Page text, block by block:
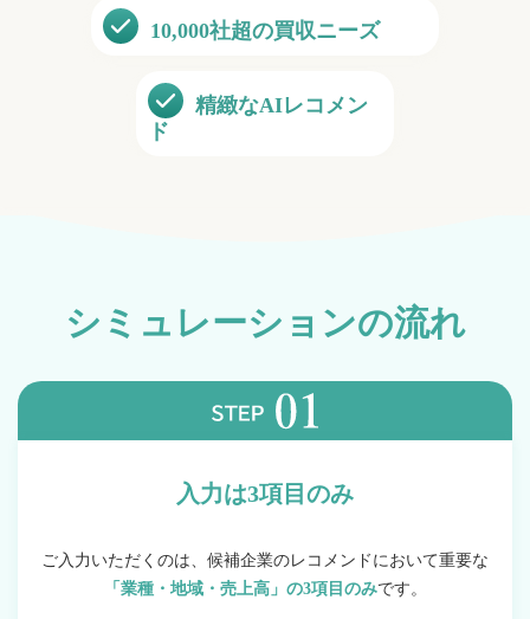
10,000社超の買収ニーズ
精緻なAIレコメン
ド
シミュレーションの流れ
入力は3項目のみ
ご入力いただくのは、候補企業のレコメンドにおいて重要な
「業種・地域・売上高」の3項目のみです。